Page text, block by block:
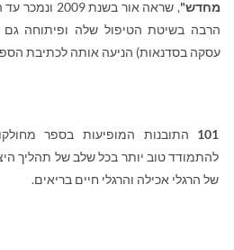
מחדש"
, שראה אור
הרבה בשיטת הטיפול שלה ופיתוחה גם
עסקה בסדנאות) הניעה אותה לכתיבת
101 התובנות המופיעות בספר
להתמודד טוב יותר בכל שלב של תהליך
של הרגלי אכילה והרגלי חיים בריאים.